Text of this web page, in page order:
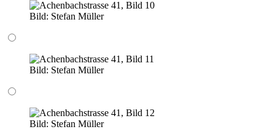
Bild: Stefan Müller
Bild: Stefan Müller
Bild: Stefan Müller